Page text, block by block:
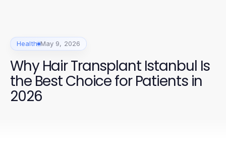
Health May 9, 2026
Why Hair Transplant Istanbul Is
the Best Choice for Patients in
2026